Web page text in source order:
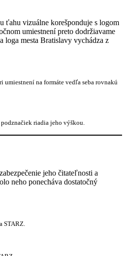
ťahu vizuálne korešponduje s logom
umiestnení preto dodržiavame
loga mesta Bratislavy vychádza z
umiestnení na formáte vedľa seba rovnakú
riadia jeho výškou.
jeho čitateľnosti a
neho ponecháva dostatočný
STARZ.